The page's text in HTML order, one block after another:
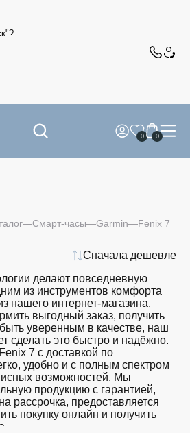
"?
0 0
Смарт-часы Garmin Fenix 7
Сначала дешевле
делают повседневную
из инструментов комфорта
нашего интернет-магазина.
выгодный заказ, получить
уверенным в качестве, наш
сделать это быстро и надёжно.
7 с доставкой по
удобно и с полным спектром
возможностей. Мы
продукцию с гарантией,
рассрочка, предоставляется
покупку онлайн и получить